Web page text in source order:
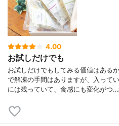
4.00
お試しだけでも
お試しだけでもしてみる価値はある
で解凍の手間はありますが、入って
には残っていて、食感にも変化がつ…